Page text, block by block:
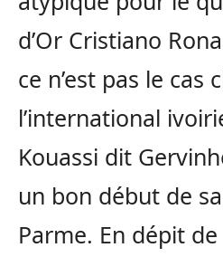
d’Or Cristiano
ce n’est pas le cas
l’international
Kouassi dit
un bon début de
Parme. En dépit